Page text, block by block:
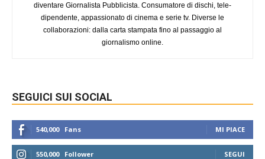
diventare Giornalista Pubblicista. Consumatore di dischi, tele-
dipendente, appassionato di cinema e serie tv. Diverse le
collaborazioni: dalla carta stampata fino al passaggio al
giornalismo online.
SEGUICI SUI SOCIAL
540,000 Fans MI PIACE
550,000 Follower SEGUI